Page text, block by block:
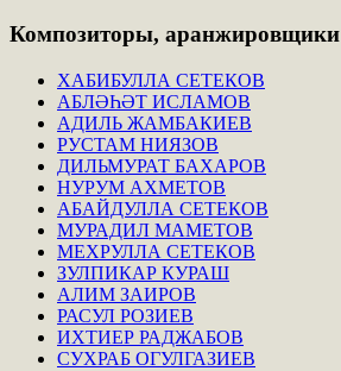
Композиторы, аранжировщики
ХАБИБУЛЛА СЕТЕКОВ
АБЛӘҺӘТ ИСЛАМОВ
АДИЛЬ ЖАМБАКИЕВ
РУСТАМ НИЯЗОВ
ДИЛЬМУРАТ БАХАРОВ
НУРУМ АХМЕТОВ
АБАЙДУЛЛА СЕТЕКОВ
МУРАДИЛ МАМЕТОВ
МЕХРУЛЛА СЕТЕКОВ
ЗУЛПИКАР КУРАШ
АЛИМ ЗАИРОВ
РАСУЛ РОЗИЕВ
ИХТИЕР РАДЖАБОВ
СУХРАБ ОГУЛГАЗИЕВ